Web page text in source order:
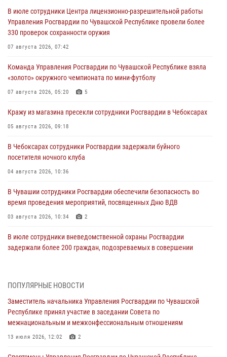
В июле сотрудники Центра лицензионно-разрешительной работы
Управления Росгвардии по Чувашской Республике провели более
330 проверок сохранности оружия
07 августа 2026, 07:42
Команда Управления Росгвардии по Чувашской Республике взяла
«золото» окружного чемпионата по мини-футболу
07 августа 2026, 05:20 5
Кражу из магазина пресекли сотрудники Росгвардии в Чебоксарах
05 августа 2026, 09:18
В Чебоксарах сотрудники Росгвардии задержали буйного
посетителя ночного клуба
04 августа 2026, 10:36
В Чувашии сотрудники Росгвардии обеспечили безопасность во
время проведения мероприятий, посвященных Дню ВДВ
03 августа 2026, 10:34 2
В июле сотрудники вневедомственной охраны Росгвардии
задержали более 200 граждан, подозреваемых в совершении
мировой войне 1914-1918 годов
01 августа 2026, 07:19
В Ядрине сотрудники Росгвардии задержали подозреваемого в
ПОПУЛЯРНЫЕ НОВОСТИ
Заместитель начальника Управления Росгвардии по Чувашской
Республике принял участие в заседании Совета по
межнациональным и межконфессиональным отношениям
13 июля 2026, 12:02 2